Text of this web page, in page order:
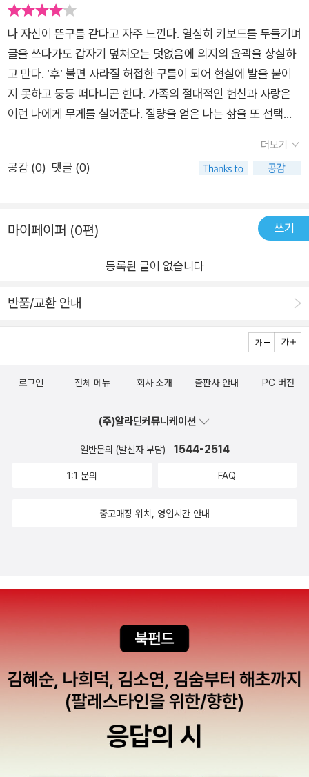
나 자신이 뜬구름 같다고 자주 느낀다. 열심히 키보드를 두들기며
글을 쓰다가도 갑자기 덮쳐오는 덧없음에 의지의 윤곽을 상실하
고 만다. ‘후‘ 불면 사라질 허접한 구름이 되어 현실에 발을 붙이
지 못하고 둥둥 떠다니곤 한다. 가족의 절대적인 헌신과 사랑은
이런 나에게 무게를 실어준다. 질량을 얻은 나는 삶을 또 선택한
난다.- P180서로의 삶에 증인이 된다는 건 아마도 그 사람의 내
적 진실을 외부에 남기는 일인지도 모른다. 흘러간 시간, 특유의
언어와 몸짓, 생각, 마음 등 한 사람의 비물질적 요소를 타인이라
는 정신적 공간에 새기는 것이다. 이때 ‘나는 이렇게 살고 싶어요‘
내지 ‘나는 이렇게 살고 싶지 않아요‘와 같은 내 삶의 지향점을 나
내며 살아가는지 지켜보게 된다. 마리아는 그렇게 나의 증인이 되
내어 살아가게 된다. 깜깜한 암흑 속에서 홀로 촛불을 켜고 있었
는데 이제는 다른 누군가가 내 촛불을 받아 그 불로 내 주위를 밝
혀주고 있는 것 같다. 결국 삶의 증인을 세우는 일은, 함께 살아가
정하고 억울해하고 연민했다. 나쁜 기억을 소환할 때마다 그 기억
처럼, 나는 미친 듯 사랑을 찾아 헤맸을지언정 단 한번도 스스로
를 사랑하지 않았던 것이다.- P200죽음은 내 세계만의 일이 아
다. 내가 사랑하고 나를 사랑해주는 이들이 아파하지 않길 바랐
과정을 겪으며, 죽음은 사라짐보다는 이별에 가깝고 삶은 능동적
더보기
공감 (0) 댓글 (0)
마이페이퍼 (0편) 쓰기
등록된 글이 없습니다
반품/교환 안내
로그인 전체 메뉴 회사 소개 출판사 안내 PC 버전
(주)알라딘커뮤니케이션
일반문의 (발신자 부담) 1544-2514
1:1 문의 FAQ
중고매장 위치, 영업시간 안내